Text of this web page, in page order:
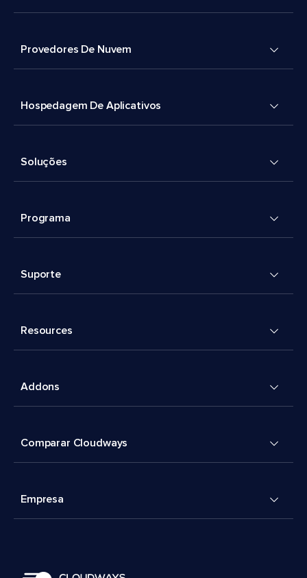
Provedores De Nuvem
Hospedagem De Aplicativos
Soluções
Programa
Suporte
Resources
Addons
Comparar Cloudways
Empresa